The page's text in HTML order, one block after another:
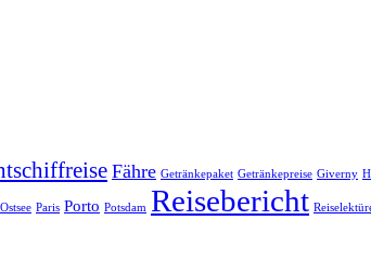
Fähre Getränkepaket Getränkepreise Giverny
Ostsee Paris Porto Potsdam Reisebericht